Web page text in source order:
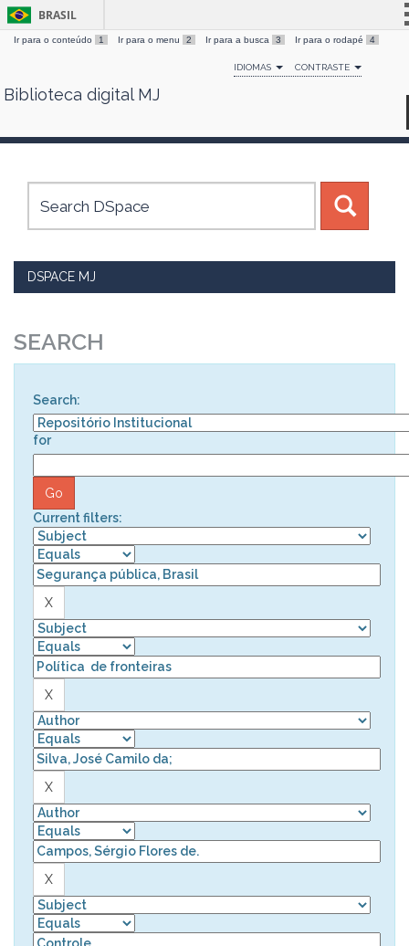
Skip
BRASIL
Simplifique!
Comunica BR
Canais
Ir para o conteúdo 1 Ir para o menu 2 Ir para a busca 3 Ir para o rodapé 4
IDIOMAS CONTRASTE
Biblioteca digital MJ
DSPACE MJ
SEARCH
Search:
for
Current filters: